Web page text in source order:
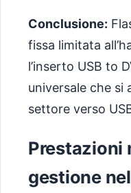
Conclusione:
fissa limitata
l’inserto USB to
universale che si
settore verso
Prestazioni
gestione